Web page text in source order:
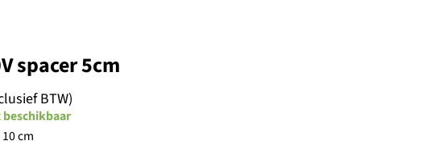
spacer 5cm
BTW)
cm